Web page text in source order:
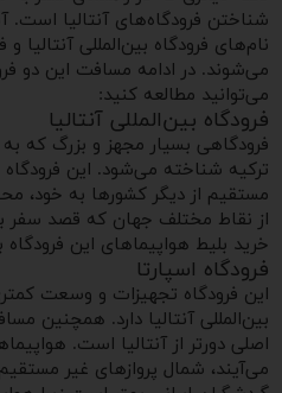
شناختن فرودگاه‌های آنتالیا است.
نام‌های فرودگاه بین‌المللی آنتالیا
می‌شوند. در ادامه مسافت این دو
می‌توانید مطالعه کنید:
فرودگاه بین‌المللی آنتالیا
فرودگاهی بسیار مجهز و بزرگ که
ترکیه شناخته می‌شود. این فرودگاه
مستقیم از دیگر کشورها به خود،
از نقاط مختلف جهان که قصد سفر به
خرید بلیط هواپیماهای این فرودگاه
فرودگاه اسپارتا
این فرودگاه تجهیزات و وسعت
بین‌المللی آنتالیا دارد. همچنین
اصلی دورتر از آنتالیا است.
می‌آیند، شمال پروازهای غیر